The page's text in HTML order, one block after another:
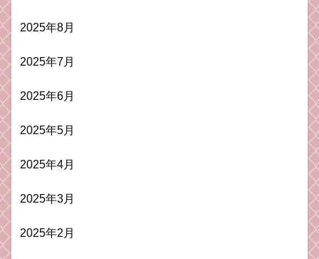
2025年8月
2025年7月
2025年6月
2025年5月
2025年4月
2025年3月
2025年2月